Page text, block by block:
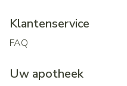
Klantenservice
FAQ
Uw apotheek